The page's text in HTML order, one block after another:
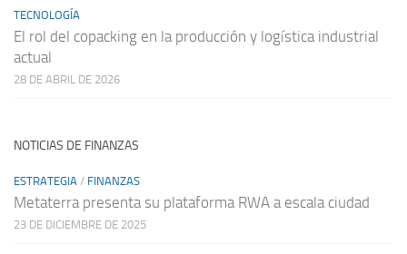
TECNOLOGÍA
El rol del copacking en la producción y logística industrial
actual
28 DE ABRIL DE 2026
NOTICIAS DE FINANZAS
ESTRATEGIA / FINANZAS
Metaterra presenta su plataforma RWA a escala ciudad
23 DE DICIEMBRE DE 2025